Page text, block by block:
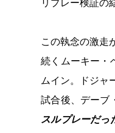
リプレー検証の
この執念の激走
続くムーキー・
ムイン。ドジャ
試合後、デーブ
スルプレーだっ